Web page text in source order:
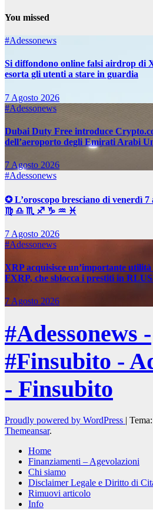
You missed
#Adessonews
Si diffondono online falsi airdrop di
esorta gli utenti a stare in guardia
7 Agosto 2026
#Adessonews
Dubai Duty Free introduce
dell’aeroporto degli Emirati Arabi
7 Agosto 2026
#Adessonews
✪ L’oroscopo bresciano di venerdì 7
♍ ♎ ♏ ♐ ♑ ♒ ♓
7 Agosto 2026
#Adessonews
XRP acquisisce un’importante
FXRP, che sblocca i prestiti in
7 Agosto 2026
#Adessonews -
#Finsubito -
- Finsubito
Proudly powered by WordPress |
Themeansar.
Home
Finanziamenti – Agevolazioni
Chi siamo
Disclaimer Legale e Diritto di
Rimuovi articolo
Info